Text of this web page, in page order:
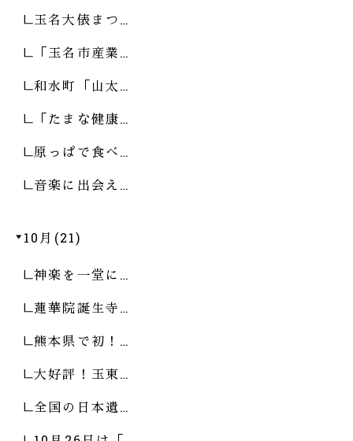
玉名大俵まつ…
「玉名市産業…
和水町「山太…
「たまな健康…
原っぱで食べ…
音楽に出会え…
10月(21)
神楽を一堂に…
蓮華院誕生寺…
熊本県で初！…
大好評！玉東…
全国の日本遺…